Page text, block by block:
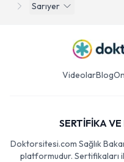
Sarıyer
VideolarBlog
SERTİFİKA
Doktorsitesi.com Sağlık
platformudur. Sertifikaları